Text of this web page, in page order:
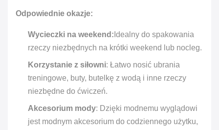
Odpowiednie okazje:
Wycieczki na weekend: Idealny do spakowania
rzeczy niezbędnych na krótki weekend lub nocleg.
Korzystanie z siłowni: Łatwo nosić ubrania
treningowe, buty, butelkę z wodą i inne rzeczy
niezbędne do ćwiczeń.
Akcesorium mody: Dzięki modnemu wyglądowi
jest modnym akcesorium do codziennego użytku,